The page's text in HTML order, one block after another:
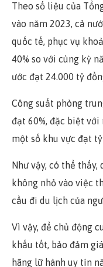
Theo số liệu của
vào năm 2023, cả
quốc tế, phục vụ
40% so với cùng kỳ
ước đạt 24.000 tỷ
Công suất phòng
đạt 60%, đặc biệt với
một số khu vực đạt
Như vậy, có thể
không nhỏ vào việc
cầu đi du lịch của
Vì vậy, để chủ động
khấu tốt, bảo đảm
hãng lữ hành uy tín